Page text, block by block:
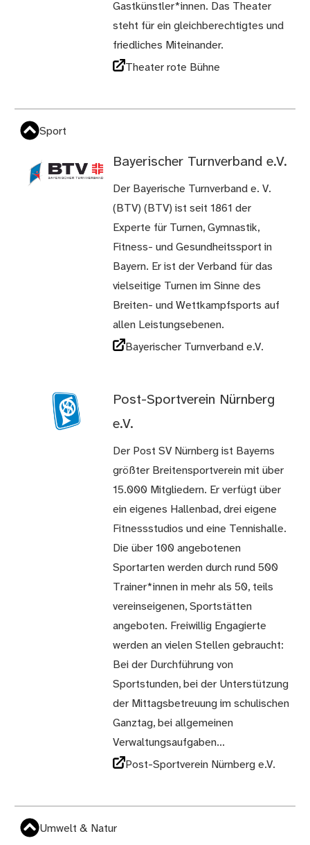
Gastkünstler*innen. Das Theater
steht für ein gleichberechtigtes und
friedliches Miteinander.
Theater rote Bühne
Sport
Bayerischer Turnverband e.V.
Der Bayerische Turnverband e. V.
(BTV) (BTV) ist seit 1861 der
Experte für Turnen, Gymnastik,
Fitness- und Gesundheitssport in
Bayern. Er ist der Verband für das
vielseitige Turnen im Sinne des
Breiten- und Wettkampfsports auf
allen Leistungsebenen.
Bayerischer Turnverband e.V.
Post-Sportverein Nürnberg
e.V.
Der Post SV Nürnberg ist Bayerns
größter Breitensportverein mit über
15.000 Mitgliedern. Er verfügt über
ein eigenes Hallenbad, drei eigene
Fitnessstudios und eine Tennishalle.
Die über 100 angebotenen
Sportarten werden durch rund 500
Trainer*innen in mehr als 50, teils
vereinseigenen, Sportstätten
angeboten. Freiwillig Engagierte
werden an vielen Stellen gebraucht:
Bei der Durchführung von
Sportstunden, bei der Unterstützung
der Mittagsbetreuung im schulischen
Ganztag, bei allgemeinen
Verwaltungsaufgaben...
Post-Sportverein Nürnberg e.V.
Umwelt & Natur